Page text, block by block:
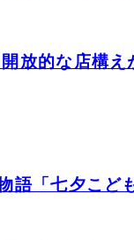
放的な店構え
語「七夕こど